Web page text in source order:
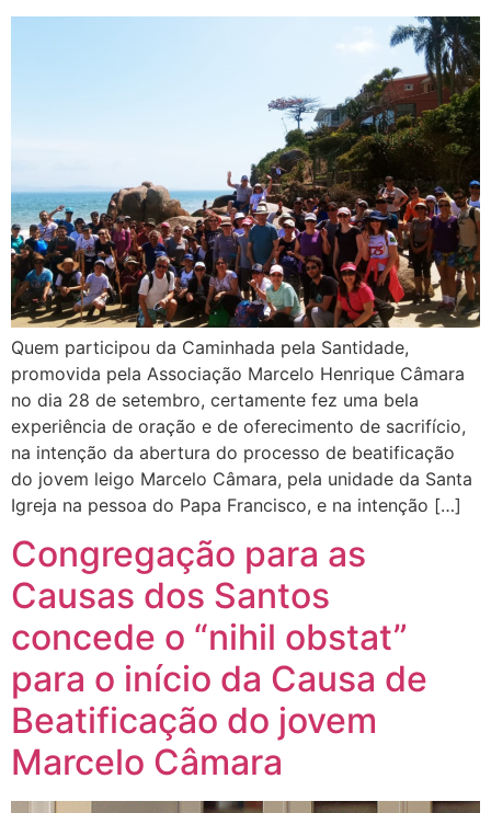
Quem participou da Caminhada pela Santidade,
promovida pela Associação Marcelo Henrique Câmara
no dia 28 de setembro, certamente fez uma bela
experiência de oração e de oferecimento de sacrifício,
na intenção da abertura do processo de beatificação
do jovem leigo Marcelo Câmara, pela unidade da Santa
Igreja na pessoa do Papa Francisco, e na intenção […]
Congregação para as
Causas dos Santos
concede o “nihil obstat”
para o início da Causa de
Beatificação do jovem
Marcelo Câmara